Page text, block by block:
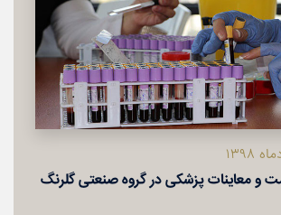
و معاینات پزشكی در گروه صنعتی گلرنگ